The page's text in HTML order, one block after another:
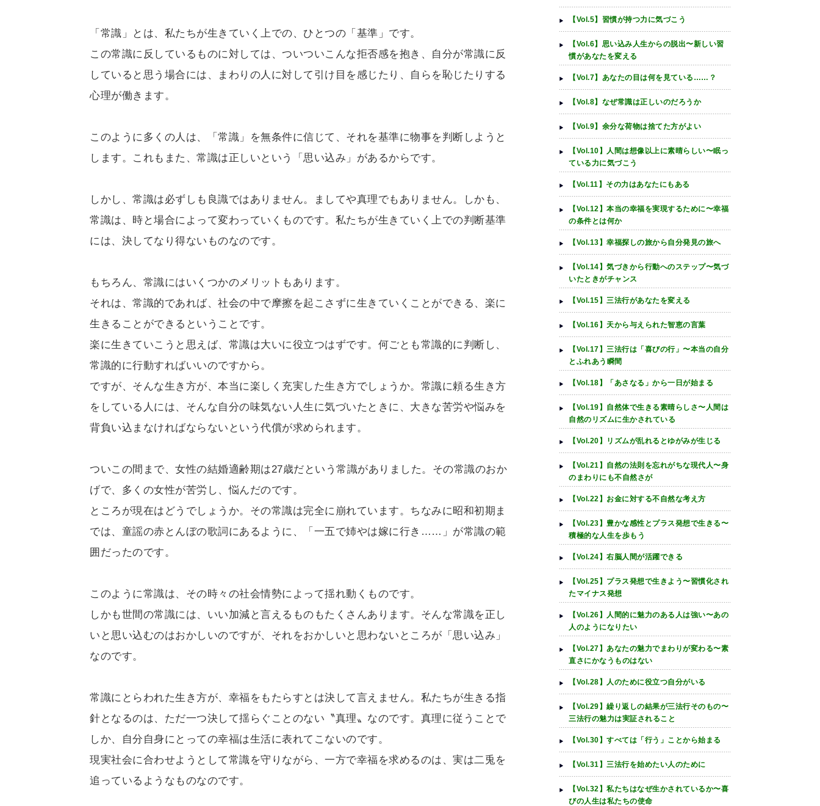
「常識」とは、私たちが生きていく上での、ひとつの「基準」です。
この常識に反しているものに対しては、ついついこんな拒否感を抱き、自分が常識に反
していると思う場合には、まわりの人に対して引け目を感じたり、自らを恥じたりする
心理が働きます。
このように多くの人は、「常識」を無条件に信じて、それを基準に物事を判断しようと
します。これもまた、常識は正しいという「思い込み」があるからです。
しかし、常識は必ずしも良識ではありません。ましてや真理でもありません。しかも、
常識は、時と場合によって変わっていくものです。私たちが生きていく上での判断基準
には、決してなり得ないものなのです。
もちろん、常識にはいくつかのメリットもあります。
それは、常識的であれば、社会の中で摩擦を起こさずに生きていくことができる、楽に
生きることができるということです。
楽に生きていこうと思えば、常識は大いに役立つはずです。何ごとも常識的に判断し、
常識的に行動すればいいのですから。
ですが、そんな生き方が、本当に楽しく充実した生き方でしょうか。常識に頼る生き方
をしている人には、そんな自分の味気ない人生に気づいたときに、大きな苦労や悩みを
背負い込まなければならないという代償が求められます。
ついこの間まで、女性の結婚適齢期は27歳だという常識がありました。その常識のおか
げで、多くの女性が苦労し、悩んだのです。
ところが現在はどうでしょうか。その常識は完全に崩れています。ちなみに昭和初期ま
では、童謡の赤とんぼの歌詞にあるように、「一五で姉やは嫁に行き……」が常識の範
囲だったのです。
このように常識は、その時々の社会情勢によって揺れ動くものです。
しかも世間の常識には、いい加減と言えるものもたくさんあります。そんな常識を正し
いと思い込むのはおかしいのですが、それをおかしいと思わないところが「思い込み」
なのです。
常識にとらわれた生き方が、幸福をもたらすとは決して言えません。私たちが生きる指
針となるのは、ただ一つ決して揺らぐことのない〝真理〟なのです。真理に従うことで
しか、自分自身にとっての幸福は生活に表れてこないのです。
現実社会に合わせようとして常識を守りながら、一方で幸福を求めるのは、実は二兎を
追っているようなものなのです。
【Vol.5】習慣が持つ力に気づこう
【Vol.6】思い込み人生からの脱出〜新しい習
慣があなたを変える
【Vol.7】あなたの目は何を見ている……？
【Vol.8】なぜ常識は正しいのだろうか
【Vol.9】余分な荷物は捨てた方がよい
【Vol.10】人間は想像以上に素晴らしい〜眠っ
ている力に気づこう
【Vol.11】その力はあなたにもある
【Vol.12】本当の幸福を実現するために〜幸福
の条件とは何か
【Vol.13】幸福探しの旅から自分発見の旅へ
【Vol.14】気づきから行動へのステップ〜気づ
いたときがチャンス
【Vol.15】三法行があなたを変える
【Vol.16】天から与えられた智恵の言葉
【Vol.17】三法行は「喜びの行」〜本当の自分
とふれあう瞬間
【Vol.18】「あさなる」から一日が始まる
【Vol.19】自然体で生きる素晴らしさ〜人間は
自然のリズムに生かされている
【Vol.20】リズムが乱れるとゆがみが生じる
【Vol.21】自然の法則を忘れがちな現代人〜身
のまわりにも不自然さが
【Vol.22】お金に対する不自然な考え方
【Vol.23】豊かな感性とプラス発想で生きる〜
積極的な人生を歩もう
【Vol.24】右脳人間が活躍できる
【Vol.25】プラス発想で生きよう〜習慣化され
たマイナス発想
【Vol.26】人間的に魅力のある人は強い〜あの
人のようになりたい
【Vol.27】あなたの魅力でまわりが変わる〜素
直さにかなうものはない
【Vol.28】人のために役立つ自分がいる
【Vol.29】繰り返しの結果が三法行そのもの〜
三法行の魅力は実証されること
【Vol.30】すべては「行う」ことから始まる
【Vol.31】三法行を始めたい人のために
【Vol.32】私たちはなぜ生かされているか〜喜
びの人生は私たちの使命